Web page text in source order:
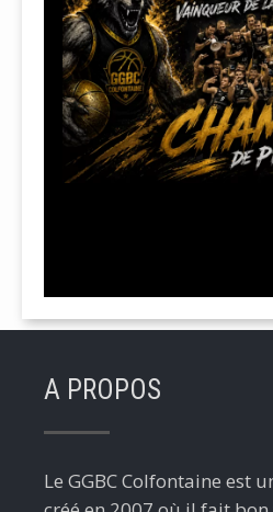
A PROPOS
Le GGBC Colfontaine est